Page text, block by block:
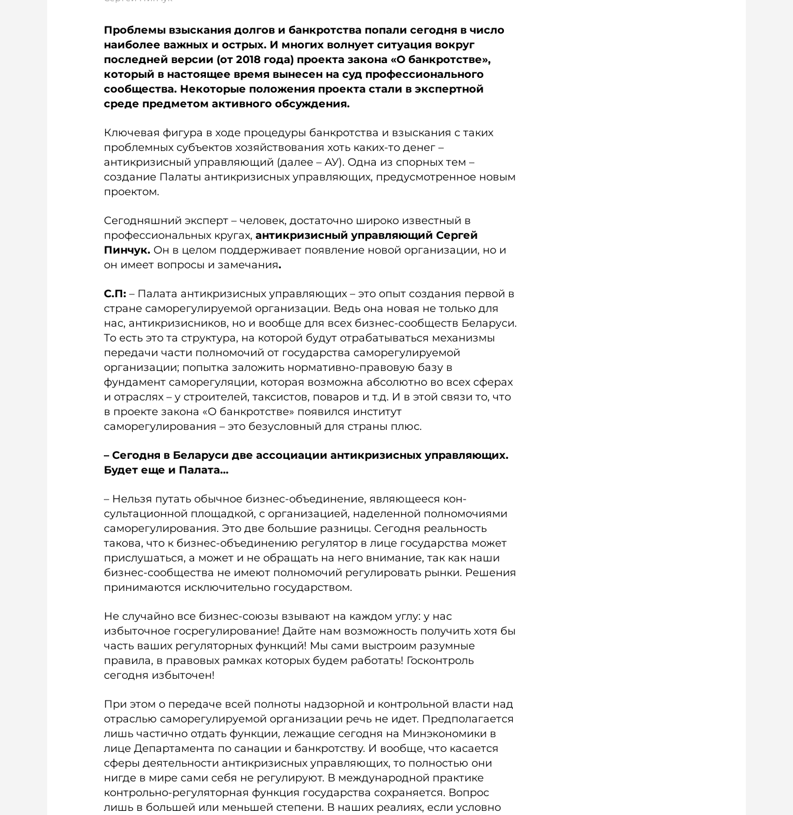
Проблемы взыскания долгов и банкротства попали сегодня в число
наиболее важных и острых. И многих волнует ситуация вокруг
последней версии (от 2018 года) проекта закона «О банкротстве»,
который в настоящее время вынесен на суд профессионального
сообщества. Некоторые положения проекта стали в экспертной
среде предметом активного обсуждения.
Ключевая фигура в ходе процедуры банкротства и взыскания с таких
проблемных субъектов хозяйствования хоть каких-то денег –
антикризисный управляющий (далее – АУ). Одна из спорных тем –
создание Палаты антикризисных управляющих, предусмотренное новым
проектом.
Сегодняшний эксперт – человек, достаточно широко известный в
профессиональных кругах, антикризисный управляющий Сергей
Пинчук. Он в целом поддерживает появление новой организации, но и
он имеет вопросы и замечания.
С.П: – Палата антикризисных управляющих – это опыт создания первой в
стране саморегулируемой организации. Ведь она новая не только для
нас, антикризисников, но и вообще для всех бизнес-сообществ Беларуси.
То есть это та структура, на которой будут отрабатываться механизмы
передачи части полномочий от государства саморегулируемой
организации; попытка заложить нормативно-правовую базу в
фундамент саморегуляции, которая воз­можна абсолютно во всех сферах
и отраслях – у строителей, таксистов, поваров и т.д. И в этой связи то, что
в проекте закона «О банкротстве» появился институт
саморегулирования – это безусловный для страны плюс.
– Сегодня в Беларуси две ассоциации антикризисных управляющих.
Будет еще и Палата…
– Нельзя путать обычное биз­нес-объединение, являющееся кон­
сультационной площадкой, с организацией, наделенной полномочиями
саморегулирования. Это две большие разницы. Сегодня реальность
такова, что к бизнес-объединению регулятор в лице государства может
прислушаться, а может и не обращать на него внимание, так как наши
бизнес-сообщества не имеют полномочий регулировать рынки. Решения
принимаются исключительно государством.
Не случайно все бизнес-союзы взывают на каждом углу: у нас
избыточное госрегулирование! Дайте нам возможность получить хотя бы
часть ваших регуляторных функций! Мы сами выстроим разумные
правила, в правовых рамках которых будем работать! Госконтроль
сегодня избыточен!
При этом о передаче всей полноты надзорной и контрольной власти над
отраслью саморегулируемой организации речь не идет. Предполагается
лишь частично отдать функции, лежащие сегодня на Минэкономики в
лице Департамента по санации и банкротству. И вообще, что касается
сферы деятельности антикризисных управляющих, то полностью они
нигде в мире сами себя не регулируют. В международной практике
контрольно-регуляторная функция государства сохраняется. Вопрос
лишь в большей или меньшей степени. В наших реалиях, если условно